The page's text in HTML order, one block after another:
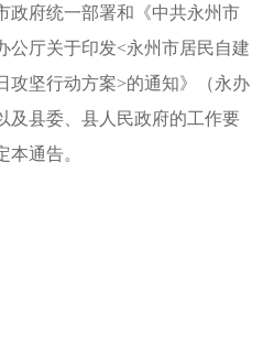
政府统一部署和《中共永州市
公厅关于印发<永州市居民自建
攻坚行动方案>的通知》（永办
及县委、县人民政府的工作要
通告。